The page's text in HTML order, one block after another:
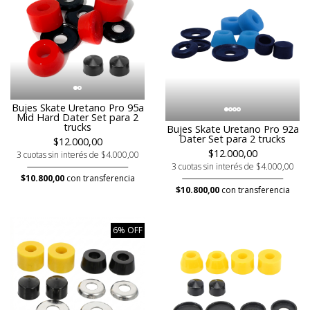
Bujes Skate Uretano Pro 95a
Mid Hard Dater Set para 2
trucks
$12.000,00
3 cuotas sin interés de $4.000,00
$10.800,00con transferencia
Bujes Skate Uretano Pro 92a
Dater Set para 2 trucks
$12.000,00
3 cuotas sin interés de $4.000,00
$10.800,00con transferencia
6% OFF